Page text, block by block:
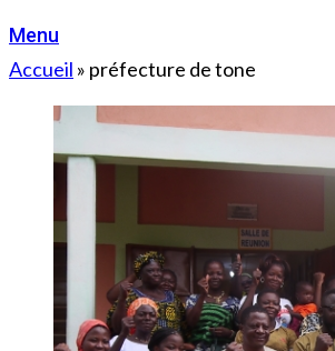
Menu
Accueil » préfecture de tone